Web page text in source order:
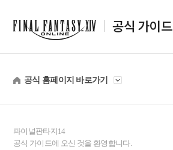
공식 가이드
공식 홈페이지 바로가기
파이널판타지14
공식 가이드에 오신 것을 환영합니다.